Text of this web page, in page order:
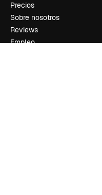
Precios
Sobre nosotros
Reviews
Empleo